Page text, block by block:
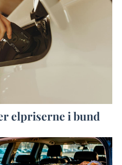
elpriserne i bund